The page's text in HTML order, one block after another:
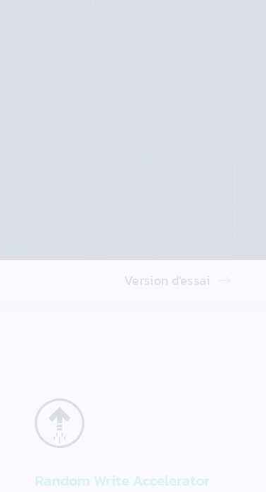
Version d'essai
Random Write Accelerator